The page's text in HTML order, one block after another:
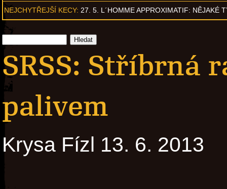
NEJCHYTŘEJŠÍ KECY: 27. 5. L´HOMME APPROXIMATIF: NĚJAKÉ
SRSS: Stříbrná
palivem
Krysa Fízl 13. 6. 2013